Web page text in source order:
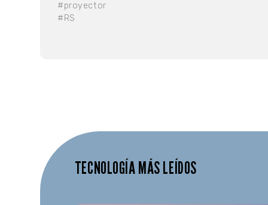
#proyector
#RS
TECNOLOGÍA MÁS LEÍDOS